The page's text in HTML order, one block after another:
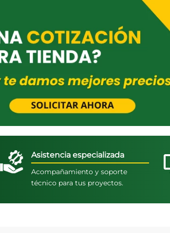
Asistencia especializada
Acompañamiento y soporte
técnico para tus proyectos.